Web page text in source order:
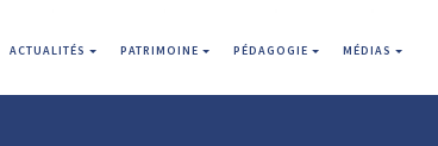
ACTUALITÉS PATRIMOINE PÉDAGOGIE MÉDIAS